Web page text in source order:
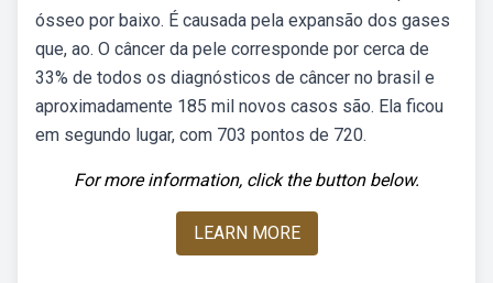
ósseo por baixo. É causada pela expansão dos gases
que, ao. O câncer da pele corresponde por cerca de
33% de todos os diagnósticos de câncer no brasil e
aproximadamente 185 mil novos casos são. Ela ficou
em segundo lugar, com 703 pontos de 720.
For more information, click the button below.
LEARN MORE